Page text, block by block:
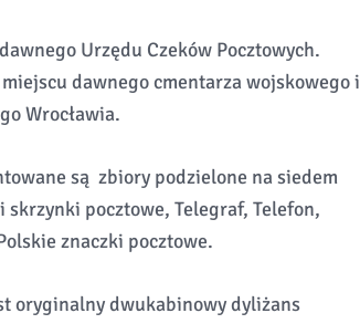
Urzędu Czeków Pocztowych.
dawnego cmentarza wojskowego i
Wrocławia.
są zbiory podzielone na siedem
pocztowe, Telegraf, Telefon,
znaczki pocztowe.
oryginalny dwukabinowy dyliżans